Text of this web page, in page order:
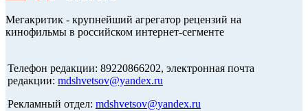
Мегакритик - крупнейший агрегатор рецензий на
кинофильмы в российском интернет-сегменте
Телефон редакции: 89220866202, электронная почта
редакции: mdshvetsov@yandex.ru
Рекламный отдел: mdshvetsov@yandex.ru